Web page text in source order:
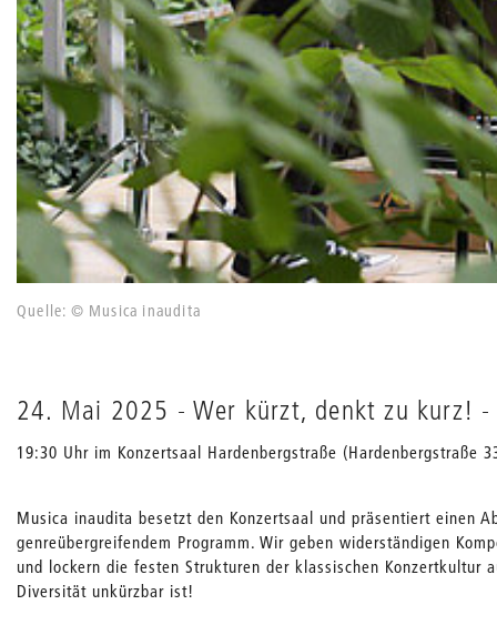
Quelle: © Musica inaudita
24. Mai 2025 - Wer kürzt, denkt zu kurz! -
19:30 Uhr im Konzertsaal Hardenbergstraße (Hardenbergstraße
Musica inaudita besetzt den Konzertsaal und präsentiert einen
genreübergreifendem Programm. Wir geben widerständigen
und lockern die festen Strukturen der klassischen Konzertkultur
Diversität unkürzbar ist!